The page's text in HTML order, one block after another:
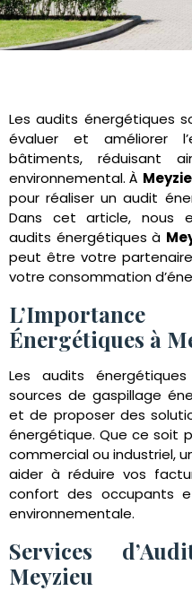
Les audits énergétiques
évaluer et améliorer
bâtiments, réduisant
environnemental. À
pour réaliser un audit
Dans cet article, nous
audits énergétiques à
peut être votre
votre consommation
Énergétiques à
Les audits
sources de gaspillage
et de proposer des
énergétique. Que ce soit
commercial ou industriel,
aider à réduire vos
confort des occupants
environnementale.
Services
Meyzieu